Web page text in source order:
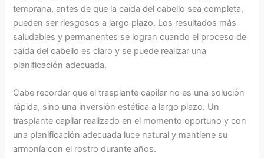
temprana, antes de que la caída del cabello sea completa,
pueden ser riesgosos a largo plazo. Los resultados más
saludables y permanentes se logran cuando el proceso de
caída del cabello es claro y se puede realizar una
planificación adecuada.
Cabe recordar que el trasplante capilar no es una solución
rápida, sino una inversión estética a largo plazo. Un
trasplante capilar realizado en el momento oportuno y con
una planificación adecuada luce natural y mantiene su
armonía con el rostro durante años.